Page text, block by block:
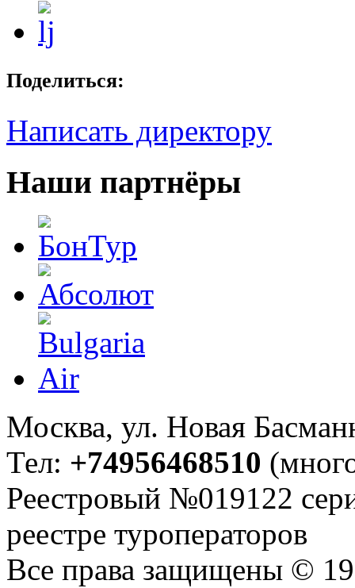
Поделиться:
Написать директору
Наши партнёры
Москва, ул. Новая
Тел: +74956468510
Реестровый №019122
реестре туроператоров
Все права защищены ©